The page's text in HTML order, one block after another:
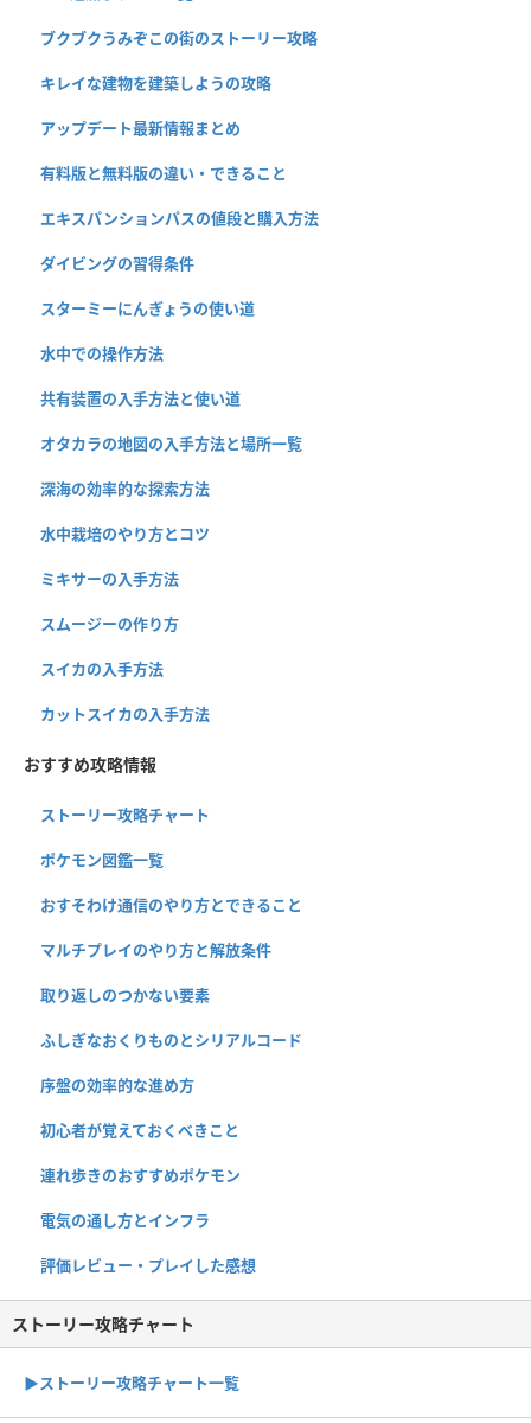
ブクブクうみぞこの街のストーリー攻略
キレイな建物を建築しようの攻略
アップデート最新情報まとめ
有料版と無料版の違い・できること
エキスパンションパスの値段と購入方法
ダイビングの習得条件
スターミーにんぎょうの使い道
水中での操作方法
共有装置の入手方法と使い道
オタカラの地図の入手方法と場所一覧
深海の効率的な探索方法
水中栽培のやり方とコツ
ミキサーの入手方法
スムージーの作り方
スイカの入手方法
カットスイカの入手方法
おすすめ攻略情報
ストーリー攻略チャート
ポケモン図鑑一覧
おすそわけ通信のやり方とできること
マルチプレイのやり方と解放条件
取り返しのつかない要素
ふしぎなおくりものとシリアルコード
序盤の効率的な進め方
初心者が覚えておくべきこと
連れ歩きのおすすめポケモン
電気の通し方とインフラ
評価レビュー・プレイした感想
ストーリー攻略チャート
▶ストーリー攻略チャート一覧